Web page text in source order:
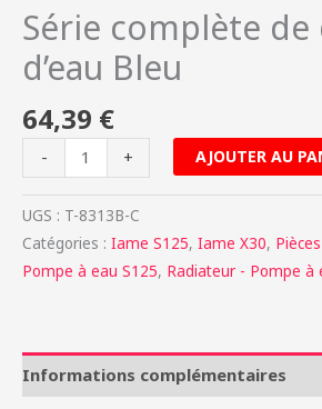
Série complète
d’eau Bleu
64,39 €
- + AJOUTER AU
UGS : T-8313B-C
Catégories : Iame S125, Iame X30,
Pompe à eau S125, Radiateur - Pompe à
Informations complémentaires